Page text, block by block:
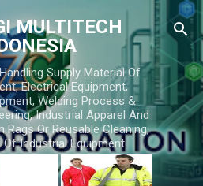
main content
MULTITECH
Supply Material Of
Electrical Equipment,
Welding Process &
Industrial Apparel And
Or Reusable Cleaning,
Industrial Equipment